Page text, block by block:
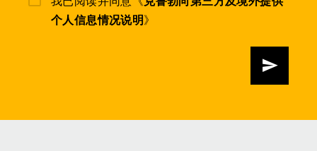
个人信息情况说明》
发送